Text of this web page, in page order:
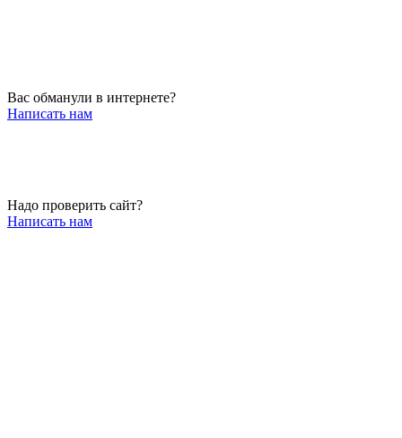
Вас обманули в интернете?
Написать нам
Надо проверить сайт?
Написать нам